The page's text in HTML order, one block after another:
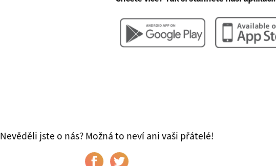
Nevěděli jste o nás? Možná to neví ani vaši přátelé!